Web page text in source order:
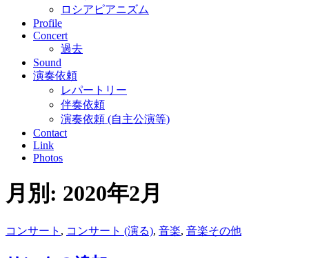
ロシアピアニズム
Profile
Concert
過去
Sound
演奏依頼
レパートリー
伴奏依頼
演奏依頼 (自主公演等)
Contact
Link
Photos
月別: 2020年2月
コンサート , コンサート (演る), 音楽, 音楽その他